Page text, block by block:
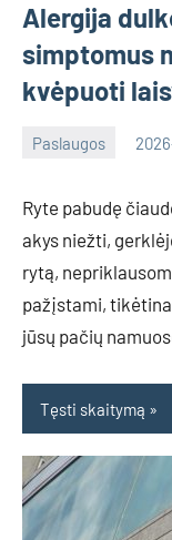
Alergija
simptomus
kvėpuoti
Paslaugos
Deimante
Ryte pabudę
akys niežti,
rytą,
pažįstami,
jūsų pačių
Tęsti skaitymą